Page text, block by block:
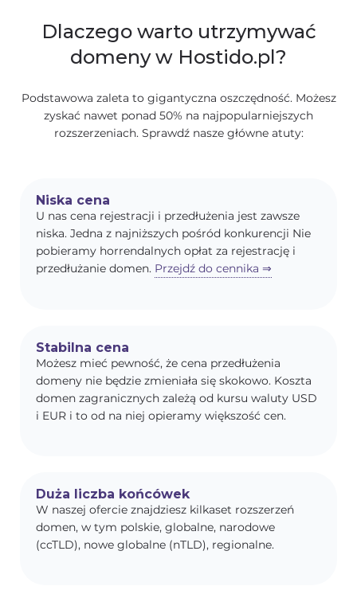
Dlaczego warto utrzymywać
domeny w Hostido.pl?
Podstawowa zaleta to gigantyczna oszczędność. Możesz
zyskać nawet ponad 50% na najpopularniejszych
rozszerzeniach. Sprawdź nasze główne atuty:
Niska cena
U nas cena rejestracji i przedłużenia jest zawsze
niska. Jedna z najniższych pośród konkurencji Nie
pobieramy horrendalnych opłat za rejestrację i
przedłużanie domen. Przejdź do cennika ⇒
Stabilna cena
Możesz mieć pewność, że cena przedłużenia
domeny nie będzie zmieniała się skokowo. Koszta
domen zagranicznych zależą od kursu waluty USD
i EUR i to od na niej opieramy większość cen.
Duża liczba końcówek
W naszej ofercie znajdziesz kilkaset rozszerzeń
domen, w tym polskie, globalne, narodowe
(ccTLD), nowe globalne (nTLD), regionalne.